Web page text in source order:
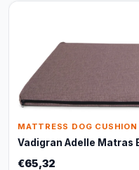
MATTRESS DOG CUSHION
Vadigran Adelle Matras
€65,32